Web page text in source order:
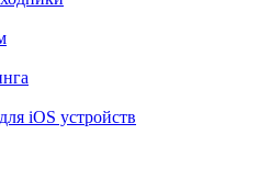
iOS устройств